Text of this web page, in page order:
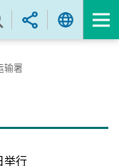
输署
举行